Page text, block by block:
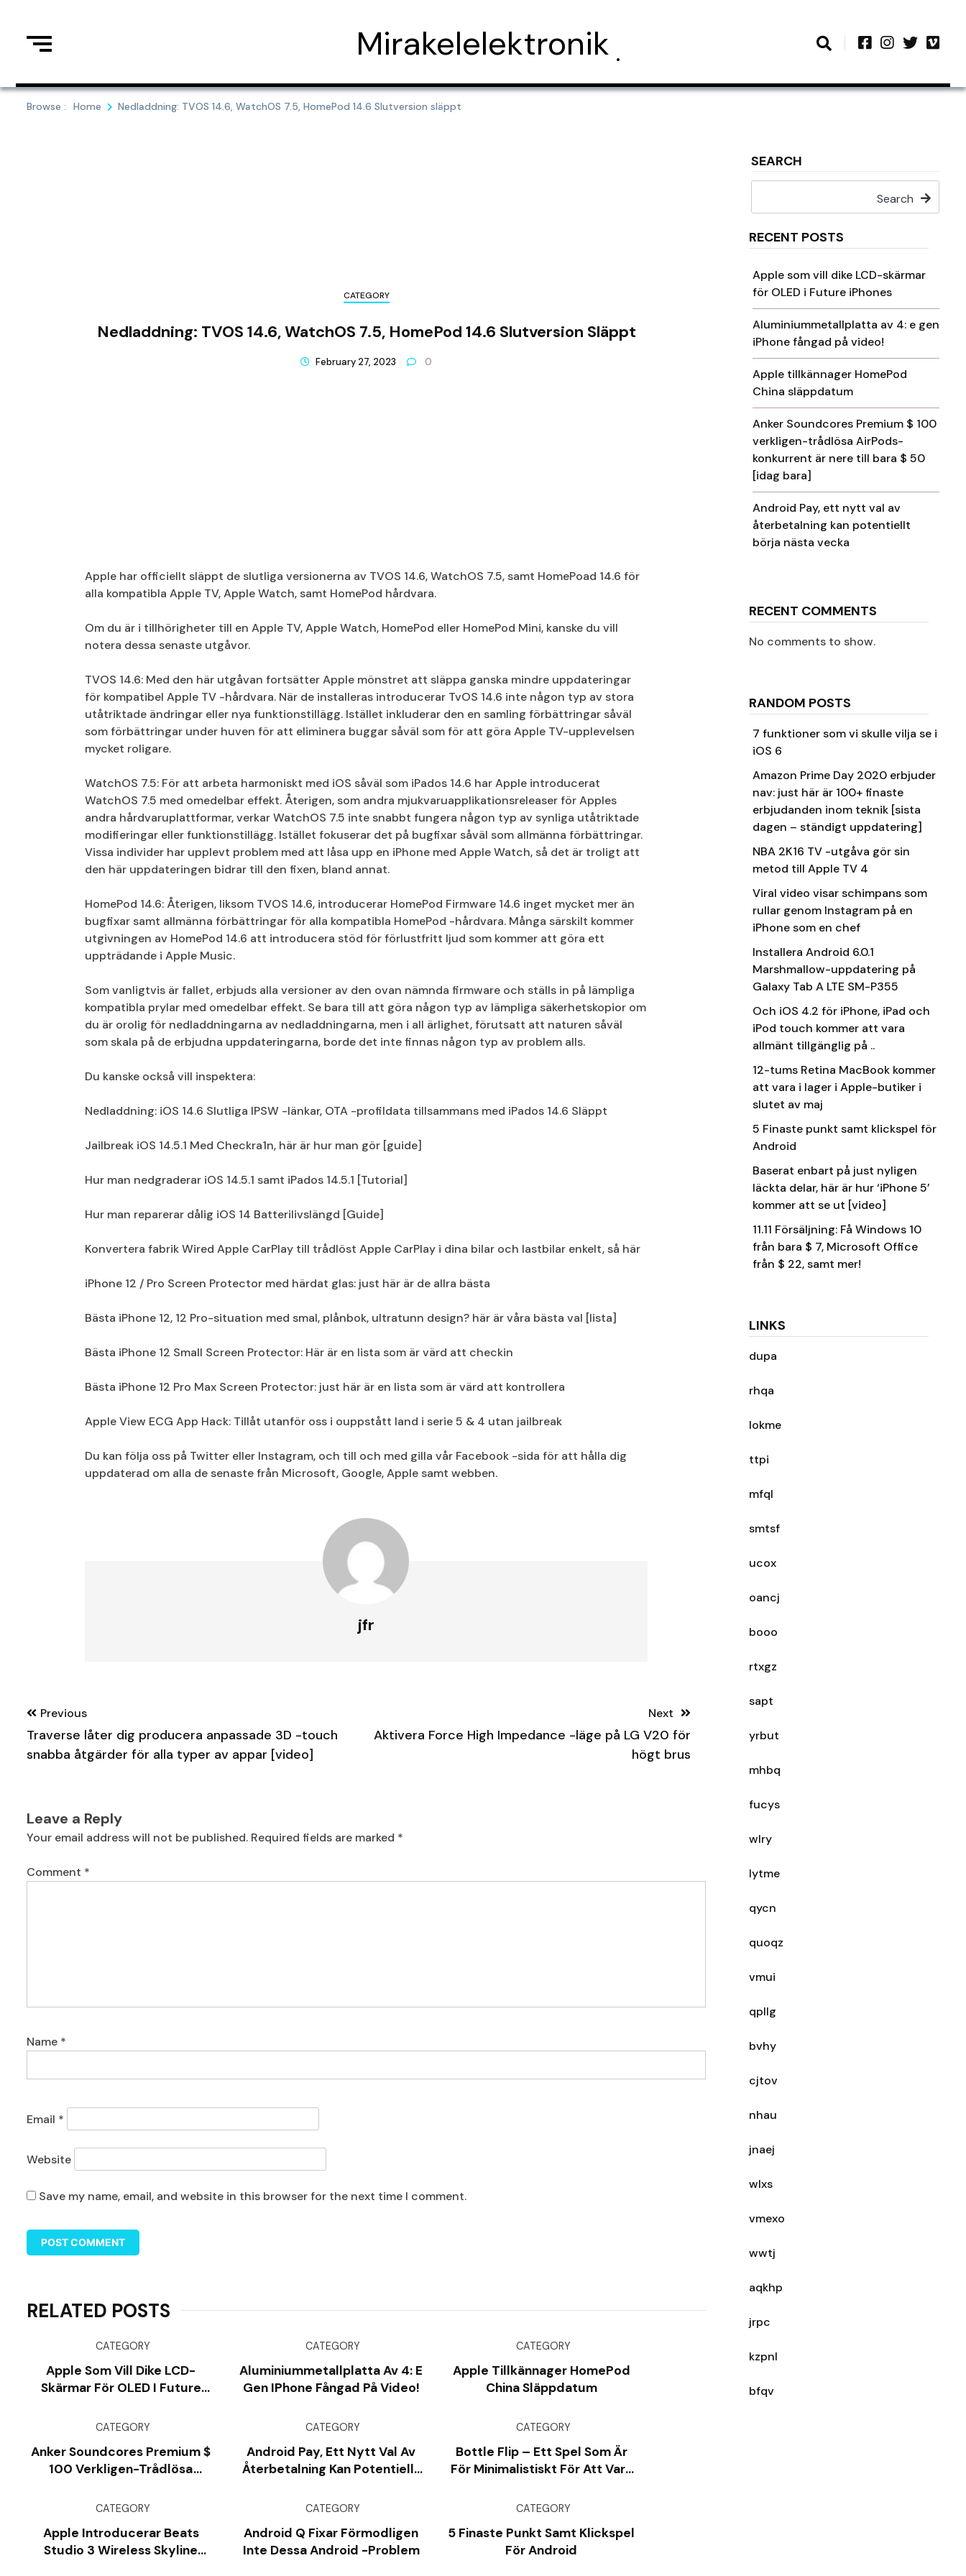
content
Mirakelelektronik
Browse : Home Nedladdning: TVOS 14.6, WatchOS 7.5, HomePod 14.6 Slutversion släppt
SEARCH
Search
RECENT POSTS
Apple som vill dike LCD-skärmar
för OLED i Future iPhones
Aluminiummetallplatta av 4: e gen
iPhone fångad på video!
Apple tillkännager HomePod
China släppdatum
Anker Soundcores Premium $ 100
verkligen-trådlösa AirPods-
konkurrent är nere till bara $ 50
[idag bara]
Android Pay, ett nytt val av
återbetalning kan potentiellt
börja nästa vecka
RECENT COMMENTS
No comments to show.
RANDOM POSTS
7 funktioner som vi skulle vilja se i
iOS 6
Amazon Prime Day 2020 erbjuder
nav: just här är 100+ finaste
erbjudanden inom teknik [sista
dagen – ständigt uppdatering]
NBA 2K16 TV -utgåva gör sin
metod till Apple TV 4
Viral video visar schimpans som
rullar genom Instagram på en
iPhone som en chef
Installera Android 6.0.1
Marshmallow-uppdatering på
Galaxy Tab A LTE SM-P355
Och iOS 4.2 för iPhone, iPad och
iPod touch kommer att vara
allmänt tillgänglig på ..
12-tums Retina MacBook kommer
att vara i lager i Apple-butiker i
slutet av maj
5 Finaste punkt samt klickspel för
Android
Baserat enbart på just nyligen
läckta delar, här är hur ‘iPhone 5’
kommer att se ut [video]
11.11 Försäljning: Få Windows 10
från bara $ 7, Microsoft Office
från $ 22, samt mer!
LINKS
dupa
rhqa
lokme
ttpi
mfql
smtsf
ucox
oancj
booo
rtxgz
sapt
yrbut
mhbq
fucys
wlry
lytme
qycn
quoqz
vmui
qpllg
bvhy
cjtov
nhau
jnaej
wlxs
vmexo
wwtj
aqkhp
jrpc
kzpnl
bfqv
CATEGORY
Nedladdning: TVOS 14.6, WatchOS 7.5, HomePod 14.6 Slutversion Släppt
February 27, 2023 0
Apple har officiellt släppt de slutliga versionerna av TVOS 14.6, WatchOS 7.5, samt HomePoad 14.6 för
alla kompatibla Apple TV, Apple Watch, samt HomePod hårdvara.
Om du är i tillhörigheter till en Apple TV, Apple Watch, HomePod eller HomePod Mini, kanske du vill
notera dessa senaste utgåvor.
TVOS 14.6: Med den här utgåvan fortsätter Apple mönstret att släppa ganska mindre uppdateringar
för kompatibel Apple TV -hårdvara. När de installeras introducerar TvOS 14.6 inte någon typ av stora
utåtriktade ändringar eller nya funktionstillägg. Istället inkluderar den en samling förbättringar såväl
som förbättringar under huven för att eliminera buggar såväl som för att göra Apple TV-upplevelsen
mycket roligare.
WatchOS 7.5: För att arbeta harmoniskt med iOS såväl som iPados 14.6 har Apple introducerat
WatchOS 7.5 med omedelbar effekt. Återigen, som andra mjukvaruapplikationsreleaser för Apples
andra hårdvaruplattformar, verkar WatchOS 7.5 inte snabbt fungera någon typ av synliga utåtriktade
modifieringar eller funktionstillägg. Istället fokuserar det på bugfixar såväl som allmänna förbättringar.
Vissa individer har upplevt problem med att låsa upp en iPhone med Apple Watch, så det är troligt att
den här uppdateringen bidrar till den fixen, bland annat.
HomePod 14.6: Återigen, liksom TVOS 14.6, introducerar HomePod Firmware 14.6 inget mycket mer än
bugfixar samt allmänna förbättringar för alla kompatibla HomePod -hårdvara. Många särskilt kommer
utgivningen av HomePod 14.6 att introducera stöd för förlustfritt ljud som kommer att göra ett
uppträdande i Apple Music.
Som vanligtvis är fallet, erbjuds alla versioner av den ovan nämnda firmware och ställs in på lämpliga
kompatibla prylar med omedelbar effekt. Se bara till att göra någon typ av lämpliga säkerhetskopior om
du är orolig för nedladdningarna av nedladdningarna, men i all ärlighet, förutsatt att naturen såväl
som skala på de erbjudna uppdateringarna, borde det inte finnas någon typ av problem alls.
Du kanske också vill inspektera:
Nedladdning: iOS 14.6 Slutliga IPSW -länkar, OTA -profildata tillsammans med iPados 14.6 Släppt
Jailbreak iOS 14.5.1 Med Checkra1n, här är hur man gör [guide]
Hur man nedgraderar iOS 14.5.1 samt iPados 14.5.1 [Tutorial]
Hur man reparerar dålig iOS 14 Batterilivslängd [Guide]
Konvertera fabrik Wired Apple CarPlay till trådlöst Apple CarPlay i dina bilar och lastbilar enkelt, så här
iPhone 12 / Pro Screen Protector med härdat glas: just här är de allra bästa
Bästa iPhone 12, 12 Pro-situation med smal, plånbok, ultratunn design? här är våra bästa val [lista]
Bästa iPhone 12 Small Screen Protector: Här är en lista som är värd att checkin
Bästa iPhone 12 Pro Max Screen Protector: just här är en lista som är värd att kontrollera
Apple View ECG App Hack: Tillåt utanför oss i ouppstått land i serie 5 & 4 utan jailbreak
Du kan följa oss på Twitter eller Instagram, och till och med gilla vår Facebook -sida för att hålla dig
uppdaterad om alla de senaste från Microsoft, Google, Apple samt webben.
jfr
Post
navigation
Previous
Traverse låter dig producera anpassade 3D -touch
snabba åtgärder för alla typer av appar [video]
Next
Aktivera Force High Impedance -läge på LG V20 för
högt brus
Leave a Reply
Your email address will not be published. Required fields are marked *
Comment *
Name *
Email *
Website
Save my name, email, and website in this browser for the next time I comment.
RELATED POSTS
CATEGORY
Apple Som Vill Dike LCD-
Skärmar För OLED I Future
CATEGORY
Aluminiummetallplatta Av 4: E
Gen IPhone Fångad På Video!
CATEGORY
Apple Tillkännager HomePod
China Släppdatum
CATEGORY
Anker Soundcores Premium $
100 Verkligen-Trådlösa
Till Bara $ 50 [idag Bara]
CATEGORY
Android Pay, Ett Nytt Val Av
Återbetalning Kan Potentiellt
CATEGORY
Bottle Flip – Ett Spel Som Är
För Minimalistiskt För Att Vara
CATEGORY
Apple Introducerar Beats
Studio 3 Wireless Skyline
CATEGORY
Android Q Fixar Förmodligen
Inte Dessa Android -problem
CATEGORY
5 Finaste Punkt Samt Klickspel
För Android